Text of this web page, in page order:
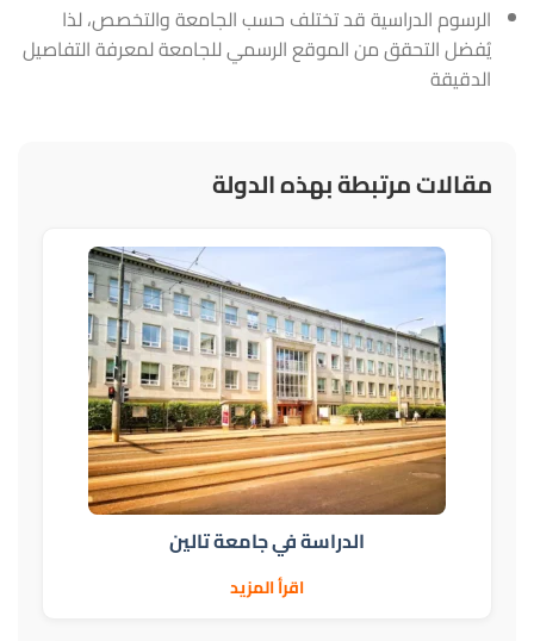
الرسوم الدراسية قد تختلف حسب الجامعة والتخصص، لذا
يُفضل التحقق من الموقع الرسمي للجامعة لمعرفة التفاصيل
الدقيقة
مقالات مرتبطة بهذه الدولة
الدراسة في جامعة تالين
اقرأ المزيد